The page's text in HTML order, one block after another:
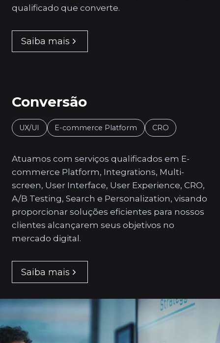
qualificado que converte.
Saiba mais
Conversão
UX/UI E-commerce Platform CRO
Atuamos com serviços qualificados em E-
commerce Platform, Integrations, Multi-
screen, User Interface, User Experience, CRO,
A/B Testing, Search e Personalization, visando
proporcionar soluções eficientes para nossos
clientes alcançarem seus objetivos no
mercado digital.
Saiba mais